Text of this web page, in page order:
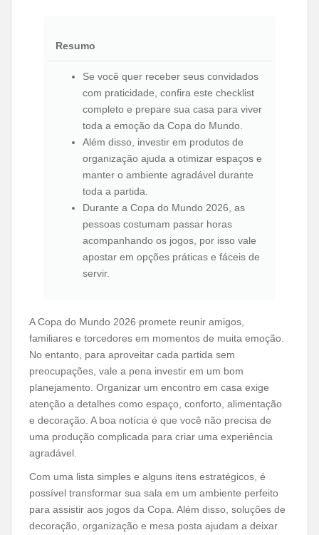
Resumo
Se você quer receber seus convidados
com praticidade, confira este checklist
completo e prepare sua casa para viver
toda a emoção da Copa do Mundo.
Além disso, investir em produtos de
organização ajuda a otimizar espaços e
manter o ambiente agradável durante
toda a partida.
Durante a Copa do Mundo 2026, as
pessoas costumam passar horas
acompanhando os jogos, por isso vale
apostar em opções práticas e fáceis de
servir.
A Copa do Mundo 2026 promete reunir amigos,
familiares e torcedores em momentos de muita emoção.
No entanto, para aproveitar cada partida sem
preocupações, vale a pena investir em um bom
planejamento. Organizar um encontro em casa exige
atenção a detalhes como espaço, conforto, alimentação
e decoração. A boa notícia é que você não precisa de
uma produção complicada para criar uma experiência
agradável.
Com uma lista simples e alguns itens estratégicos, é
possível transformar sua sala em um ambiente perfeito
para assistir aos jogos da Copa. Além disso, soluções de
decoração, organização e mesa posta ajudam a deixar